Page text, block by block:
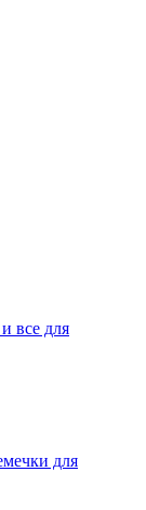
все для
для